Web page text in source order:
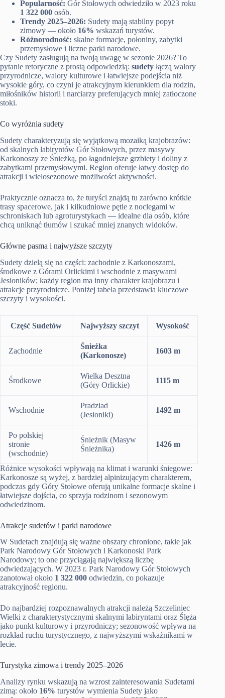
Popularność: Gór Stołowych odwiedziło w 2023 roku
1 322 000 osób.
Trendy 2025–2026: Sudety mają stabilny popyt
zimowy — około 16% wskazań turystów.
Różnorodność: skalne formacje, połoniny, zabytki
przemysłowe i liczne parki narodowe.
Czy Sudety zasługują na twoją uwagę w sezonie 2026? To
pytanie retoryczne z prostą odpowiedzią: sudety łączą walory
przyrodnicze, walory kulturowe i łatwiejsze podejścia niż
wysokie góry, co czyni je atrakcyjnym kierunkiem dla rodzin,
miłośników historii i narciarzy preferujących mniej zatłoczone
stoki.
Co wyróżnia sudety
Sudety charakteryzują się wyjątkową mozaiką krajobrazów:
od skalnych labiryntów Gór Stołowych, przez masywy
Karkonoszy ze Śnieżką, po łagodniejsze grzbiety i doliny z
zabytkami przemysłowymi. Region oferuje łatwy dostęp do
atrakcji i wielosezonowe możliwości aktywności.
Praktycznie oznacza to, że turyści znajdą tu zarówno krótkie
trasy spacerowe, jak i kilkudniowe pętle z noclegami w
schroniskach lub agroturystykach — idealne dla osób, które
chcą uniknąć tłumów i szukać mniej znanych widoków.
Główne pasma i najwyższe szczyty
Sudety dzielą się na części: zachodnie z Karkonoszami,
środkowe z Górami Orlickimi i wschodnie z masywami
Jesioników; każdy region ma inny charakter krajobrazu i
atrakcje przyrodnicze. Poniżej tabela przedstawia kluczowe
szczyty i wysokości.
Część Sudetów Najwyższy szczyt Wysokość
Zachodnie
Śnieżka
(Karkonosze)
1603 m
Środkowe
Wielka Desztna
(Góry Orlickie)
1115 m
Wschodnie
Pradziad
(Jesioniki)
1492 m
Po polskiej
stronie
(wschodnie)
Śnieżnik (Masyw
Śnieżnika)
1426 m
Różnice wysokości wpływają na klimat i warunki śniegowe:
Karkonosze są wyżej, z bardziej alpinizującym charakterem,
podczas gdy Góry Stołowe oferują unikalne formacje skalne i
łatwiejsze dojścia, co sprzyja rodzinom i sezonowym
odwiedzinom.
Atrakcje sudetów i parki narodowe
W Sudetach znajdują się ważne obszary chronione, takie jak
Park Narodowy Gór Stołowych i Karkonoski Park
Narodowy; to one przyciągają największą liczbę
odwiedzających. W 2023 r. Park Narodowy Gór Stołowych
zanotował około 1 322 000 odwiedzin, co pokazuje
atrakcyjność regionu.
Do najbardziej rozpoznawalnych atrakcji należą Szczeliniec
Wielki z charakterystycznymi skalnymi labiryntami oraz Ślęża
jako punkt kulturowy i przyrodniczy; sezonowość wpływa na
rozkład ruchu turystycznego, z najwyższymi wskaźnikami w
lecie.
Turystyka zimowa i trendy 2025–2026
Analizy rynku wskazują na wzrost zainteresowania Sudetami
zimą: około 16% turystów wymienia Sudety jako